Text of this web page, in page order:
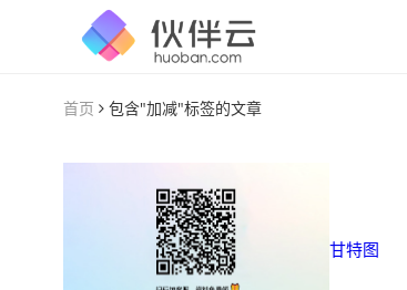
首页 包含"加减"标签的文章
甘特图